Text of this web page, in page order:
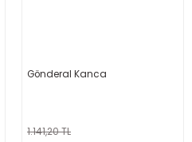
Gönderal Kanca
1.141,20 TL